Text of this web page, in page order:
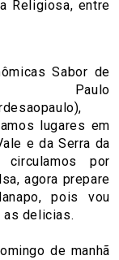
Religiosa, entre
Sabor de
lugares em
e da Serra da
circulamos por
agora prepare
pois vou
delicias.
de manhã